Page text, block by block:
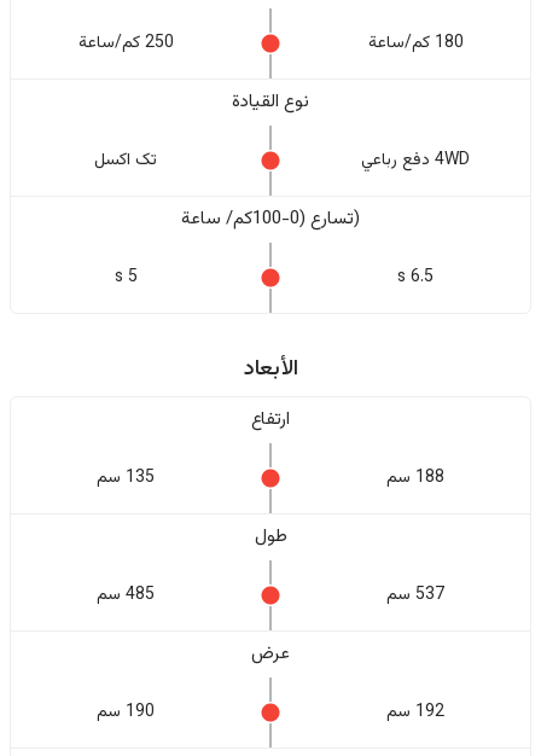
180 كم/ساعة 250 كم/ساعة
نوع القيادة
4WD دفع رباعي تک اکسل
(تسارع (0-100كم/ ساعة
6.5 s
5 s
الأبعاد
ارتفاع
188 سم 135 سم
طول
537 سم 485 سم
عرض
192 سم 190 سم